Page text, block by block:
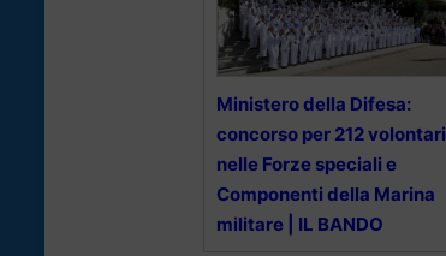
Ministero della Difesa:
concorso per 212 volontari
nelle Forze speciali e
Componenti della Marina
militare | IL BANDO